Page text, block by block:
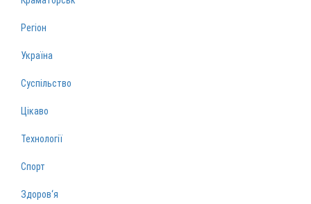
Регіон
Україна
Суспільство
Цікаво
Технології
Спорт
Здоров‘я